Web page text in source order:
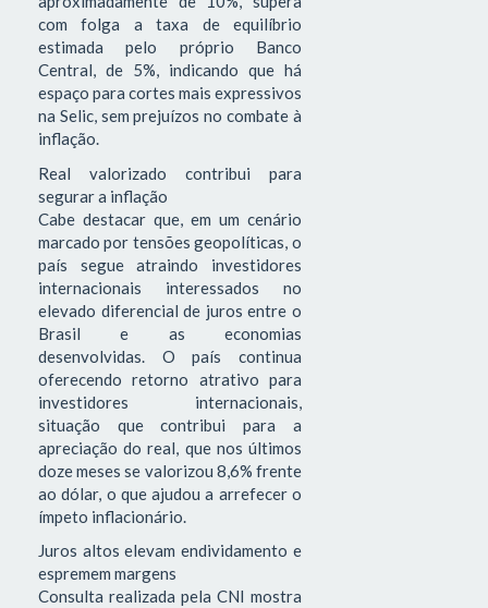
com folga a taxa de equilíbrio
estimada pelo próprio Banco
Central, de 5%, indicando que há
espaço para cortes mais expressivos
na Selic, sem prejuízos no combate à
inflação.
Real valorizado contribui para
segurar a inflação
Cabe destacar que, em um cenário
marcado por tensões geopolíticas, o
país segue atraindo investidores
internacionais interessados no
elevado diferencial de juros entre o
Brasil e as economias
desenvolvidas. O país continua
oferecendo retorno atrativo para
investidores internacionais,
situação que contribui para a
apreciação do real, que nos últimos
doze meses se valorizou 8,6% frente
ao dólar, o que ajudou a arrefecer o
ímpeto inflacionário.
Juros altos elevam endividamento e
espremem margens
Consulta realizada pela CNI mostra